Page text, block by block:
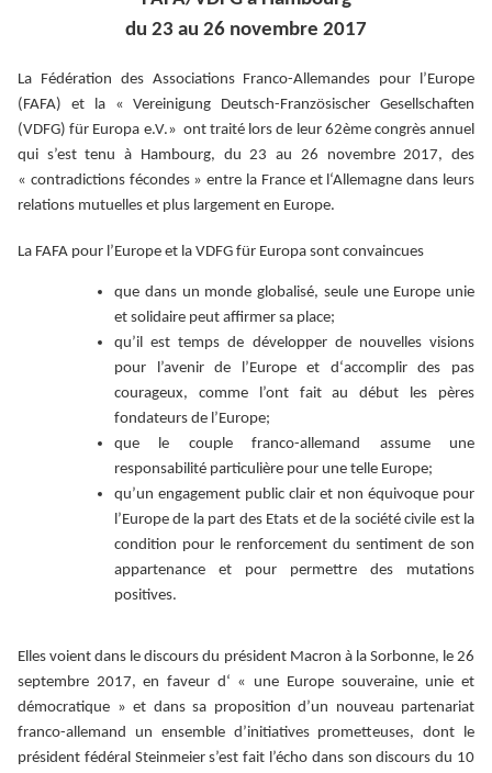
du 23 au 26 novembre 2017
La Fédération des Associations Franco-Allemandes pour l’Europe
(FAFA) et la « Vereinigung Deutsch-Französischer Gesellschaften
(VDFG) für Europa e.V.» ont traité lors de leur 62ème congrès annuel
qui s’est tenu à Hambourg, du 23 au 26 novembre 2017, des
« contradictions fécondes » entre la France et l‘Allemagne dans leurs
relations mutuelles et plus largement en Europe.
La FAFA pour l’Europe et la VDFG für Europa sont convaincues
que dans un monde globalisé, seule une Europe unie
et solidaire peut affirmer sa place;
qu’il est temps de développer de nouvelles visions
pour l’avenir de l’Europe et d‘accomplir des pas
courageux, comme l’ont fait au début les pères
fondateurs de l’Europe;
que le couple franco-allemand assume une
responsabilité particulière pour une telle Europe;
qu’un engagement public clair et non équivoque pour
l’Europe de la part des Etats et de la société civile est la
condition pour le renforcement du sentiment de son
appartenance et pour permettre des mutations
positives.
Elles voient dans le discours du président Macron à la Sorbonne, le 26
septembre 2017, en faveur d‘ « une Europe souveraine, unie et
démocratique » et dans sa proposition d’un nouveau partenariat
franco-allemand un ensemble d’initiatives prometteuses,dont le
président fédéral Steinmeier s’est fait l’écho dans son discours du 10